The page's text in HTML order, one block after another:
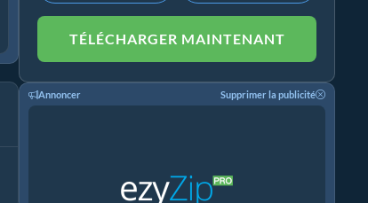
TÉLÉCHARGER MAINTENANT
Annoncer Supprimer la publicité